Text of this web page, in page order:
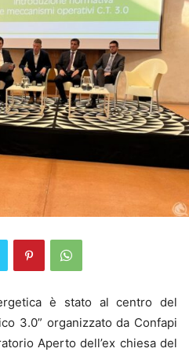
è stato al centro del
3.0” organizzato da Confapi
Aperto dell’ex chiesa del